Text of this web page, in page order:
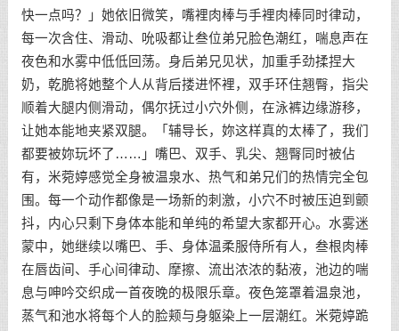
快一点吗？」她依旧微笑，嘴裡肉棒与手裡肉棒同时律动，
每一次含住、滑动、吮吸都让叁位弟兄脸色潮红，喘息声在
夜色和水雾中低低回荡。身后弟兄见状，加重手劲揉捏大
奶，乾脆将她整个人从背后搂进怀裡，双手环住翘臀，指尖
顺着大腿内侧滑动，偶尔抚过小穴外侧，在泳裤边缘游移，
让她本能地夹紧双腿。「辅导长，妳这样真的太棒了，我们
都要被妳玩坏了……」嘴巴、双手、乳尖、翘臀同时被佔
有，米菀婷感觉全身被温泉水、热气和弟兄们的热情完全包
围。每一个动作都像是一场新的刺激，小穴不时被压迫到颤
抖，内心只剩下身体本能和单纯的希望大家都开心。水雾迷
蒙中，她继续以嘴巴、手、身体温柔服侍所有人，叁根肉棒
在唇齿间、手心间律动、摩擦、流出浓浓的黏液，池边的喘
息与呻吟交织成一首夜晚的极限乐章。夜色笼罩着温泉池，
蒸气和池水将每个人的脸颊与身躯染上一层潮红。米菀婷跪